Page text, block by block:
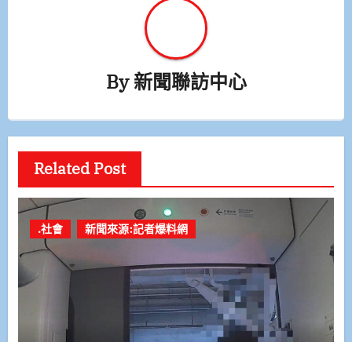
By新聞聯訪中心
Related Post
.社會 新聞來源:記者爆料網